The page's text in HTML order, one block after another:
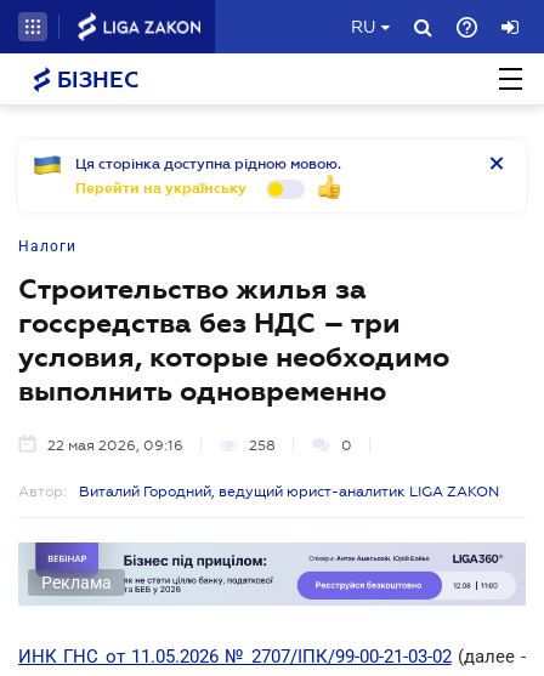
RU
БІЗНЕС
Ця сторінка доступна рідною мовою.
Перейти на українську
Налоги
Строительство жилья за
госсредства без НДС – три
условия, которые необходимо
выполнить одновременно
22 мая 2026, 09:16 258 0
Автор: Виталий Городний, ведущий юрист-аналитик LIGA ZAKON
Реклама
ИНК ГНС от 11.05.2026 № 2707/ІПК/99-00-21-03-02(далее -